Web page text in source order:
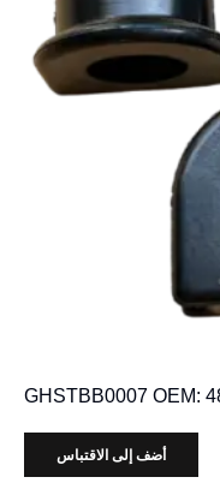
أضف إلى الاقتباس